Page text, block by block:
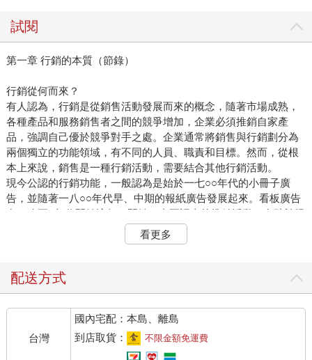
試閱
第一章 行銷的本質（節錄）
行銷從何而來？
有人認為，行銷是從銷售活動發展而來的概念，隨著市場成熟，
各種產品和服務銷售者之間的競爭增加，企業必須推銷自家產
品，強調自己優於競爭對手之處。企業通常將銷售與行銷劃分為
兩個獨立的功能領域，有不同的人員、職責和目標。然而，從根
本上來說，銷售是一種行銷活動，需要結合其他行銷活動。
現今公認的行銷功能，一般認為是始於一七○○年代的小冊子廣
告，並隨著一八○○年代早、中期的報紙廣告發展起來。看板廣告
在一八五○年代開始流行，開始了真正認真的推銷活動，有助於提
高特定產品和品牌的知名度。早期成功行銷的例子，是十九世紀
晚期使用「泡泡」來行銷的梨牌（Pears）肥皂，它是由A&F
Barratt）所發起。（A&F Pears後來被利華兄弟公司〔Lever
〔Unilever〕）。巴勒特被認為是世界上第一個品牌行銷人員，為
了促進公司獨特的肥皂產品銷售量，他使用了一系列推銷工具，
包括證明書、標語、圖像、促銷和贈品，並確保產品廣泛供應，
看更多
配送方式
台灣
國內宅配：本島、離島
到店取貨：
不限金額免運費